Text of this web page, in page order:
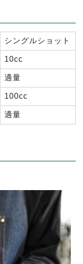
シングルショット
10cc
適量
100cc
適量